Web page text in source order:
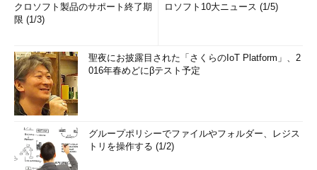
クロソフト製品のサポート終了期
限 (1/3)
ロソフト10大ニュース (1/5)
聖夜にお披露目された「さくらのIoT Platform」、2
016年春めどにβテスト予定
グループポリシーでファイルやフォルダー、レジス
トリを操作する (1/2)